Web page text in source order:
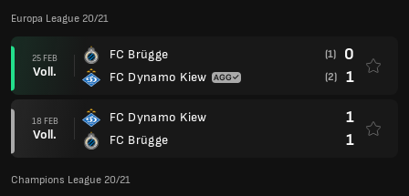
Europa League 20/21
25 FEB
Voll.
FC Brügge
FC Dynamo Kiew
(1) 0
(2) 1
18 FEB
Voll.
FC Dynamo Kiew
FC Brügge
1
1
Champions League 20/21